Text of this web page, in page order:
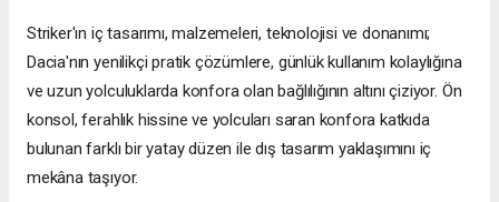
Striker'ın iç tasarımı, malzemeleri, teknolojisi ve donanımı;
Dacia'nın yenilikçi pratik çözümlere, günlük kullanım kolaylığına
ve uzun yolculuklarda konfora olan bağlılığının altını çiziyor. Ön
konsol, ferahlık hissine ve yolcuları saran konfora katkıda
bulunan farklı bir yatay düzen ile dış tasarım yaklaşımını iç
mekâna taşıyor.